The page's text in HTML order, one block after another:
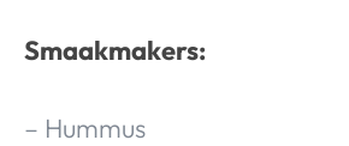
Smaakmakers:
– Hummus